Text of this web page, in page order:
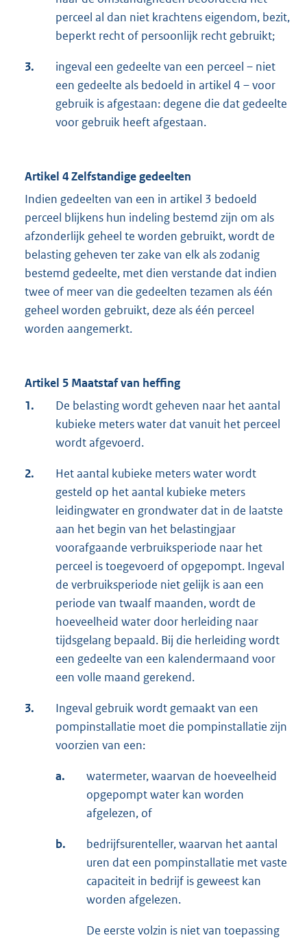
perceel al dan niet krachtens eigendom, bezit,
beperkt recht of persoonlijk recht gebruikt;
3.
ingeval een gedeelte van een perceel – niet
een gedeelte als bedoeld in artikel 4 – voor
gebruik is afgestaan: degene die dat gedeelte
voor gebruik heeft afgestaan.
Artikel 4 Zelfstandige gedeelten
Indien gedeelten van een in artikel 3 bedoeld
perceel blijkens hun indeling bestemd zijn om als
afzonderlijk geheel te worden gebruikt, wordt de
belasting geheven ter zake van elk als zodanig
bestemd gedeelte, met dien verstande dat indien
twee of meer van die gedeelten tezamen als één
geheel worden gebruikt, deze als één perceel
worden aangemerkt.
Artikel 5 Maatstaf van heffing
1.
De belasting wordt geheven naar het aantal
kubieke meters water dat vanuit het perceel
wordt afgevoerd.
2.
Het aantal kubieke meters water wordt
gesteld op het aantal kubieke meters
leidingwater en grondwater dat in de laatste
aan het begin van het belastingjaar
voorafgaande verbruiksperiode naar het
perceel is toegevoerd of opgepompt. Ingeval
de verbruiksperiode niet gelijk is aan een
periode van twaalf maanden, wordt de
hoeveelheid water door herleiding naar
tijdsgelang bepaald. Bij die herleiding wordt
een gedeelte van een kalendermaand voor
een volle maand gerekend.
3.
Ingeval gebruik wordt gemaakt van een
pompinstallatie moet die pompinstallatie zijn
voorzien van een:
a.
watermeter, waarvan de hoeveelheid
opgepompt water kan worden
afgelezen, of
b.
bedrijfsurenteller, waarvan het aantal
uren dat een pompinstallatie met vaste
capaciteit in bedrijf is geweest kan
worden afgelezen.
De eerste volzin is niet van toepassing